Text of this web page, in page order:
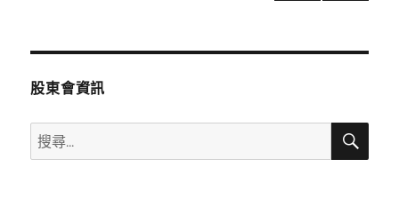
分
股東會資訊
搜
尋
搜